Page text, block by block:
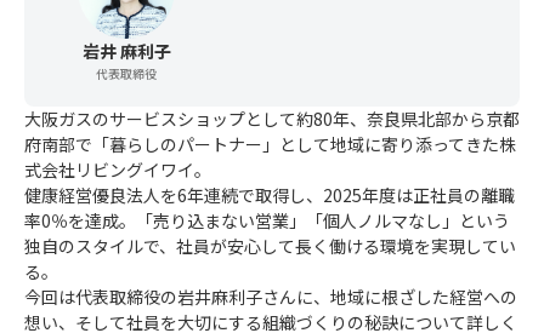
岩井 麻利子
代表取締役
大阪ガスのサービスショップとして約80年、奈良県北部から京都
府南部で「暮らしのパートナー」として地域に寄り添ってきた株
式会社リビングイワイ。
健康経営優良法人を6年連続で取得し、2025年度は正社員の離職
率0％を達成。「売り込まない営業」「個人ノルマなし」という
独自のスタイルで、社員が安心して長く働ける環境を実現してい
る。
今回は代表取締役の岩井麻利子さんに、地域に根ざした経営への
想い、そして社員を大切にする組織づくりの秘訣について詳しく